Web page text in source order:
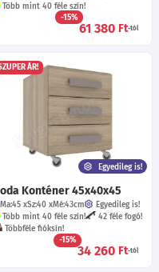
Több mint 40 féle szín!
-15%
61 380 Ft-tól
ÁR!
Egyedileg is!
Konténer 45x40x45
Ma:45 Sz:40 Mé:43cm
Egyedileg is!
Több mint 40 féle szín!
42 féle fogó!
Többféle fióksín!
-15%
34 260 Ft-tól